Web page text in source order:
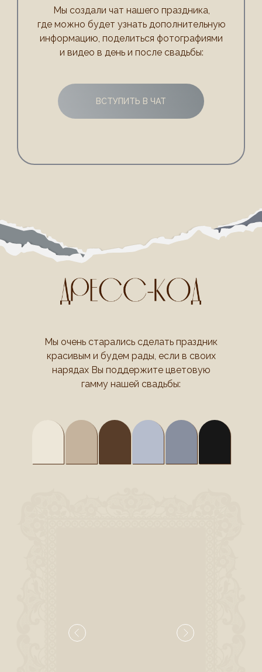
Мы создали чат нашего праздника,
где можно будет узнать дополнительную
информацию, поделиться фотографиями
и видео в день и после свадьбы:
Мы очень старались сделать праздник
красивым и будем рады, если в своих
нарядах Вы поддержите цветовую
гамму нашей свадьбы:
ВСТУПИТЬ В ЧАТ